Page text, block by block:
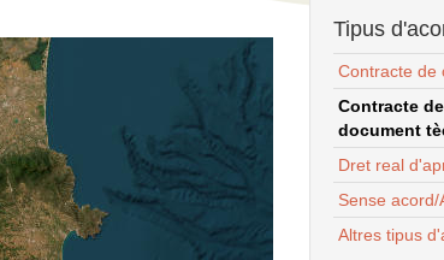
Tipus
Contracte de
Contracte
document
Dret real
Sense
Altres tipus